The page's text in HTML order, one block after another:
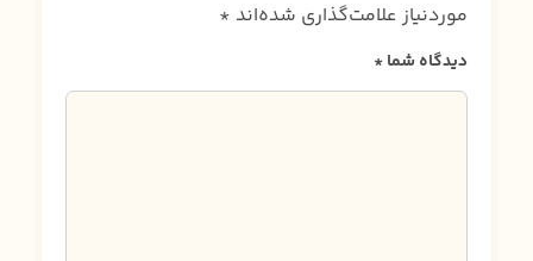
موردنیاز علامت‌گذاری شده‌اند *
دیدگاه شما*